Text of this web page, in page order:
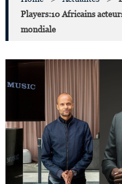
Players:10 Africains
mondiale